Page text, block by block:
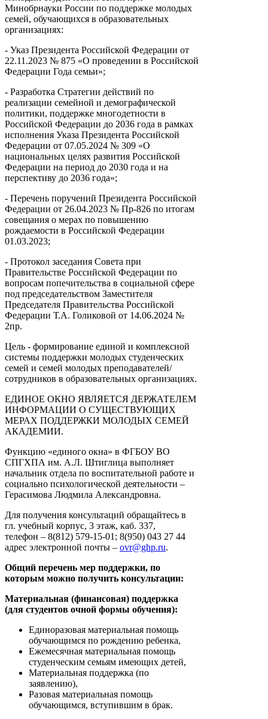
Минобрнауки России по поддержке молодых
семей, обучающихся в образовательных
организациях:
- Указ Президента Российской Федерации от
22.11.2023 № 875 «О проведении в Российской
Федерации Года семьи»;
- Разработка Стратегии действий по
реализации семейной и демографической
политики, поддержке многодетности в
Российской Федерации до 2036 года в рамках
исполнения Указа Президента Российской
Федерации от 07.05.2024 № 309 «О
национальных целях развития Российской
Федерации на период до 2030 года и на
перспективу до 2036 года»;
- Перечень поручений Президента Российской
Федерации от 26.04.2023 № Пр-826 по итогам
совещания о мерах по повышению
рождаемости в Российской Федерации
01.03.2023;
- Протокол заседания Совета при
Правительстве Российской Федерации по
вопросам попечительства в социальной сфере
под председательством Заместителя
Председателя Правительства Российской
Федерации Т.А. Голиковой от 14.06.2024 №
2пр.
Цель - формирование единой и комплексной
системы поддержки молодых студенческих
семей и семей молодых преподавателей/
сотрудников в образовательных организациях.
ЕДИНОЕ ОКНО ЯВЛЯЕТСЯ ДЕРЖАТЕЛЕМ
ИНФОРМАЦИИ О СУЩЕСТВУЮЩИХ
МЕРАХ ПОДДЕРЖКИ МОЛОДЫХ СЕМЕЙ
АКАДЕМИИ.
Функцию «единого окна» в ФГБОУ ВО
СПГХПА им. А.Л. Штиглица выполняет
начальник отдела по воспитательной работе и
социально психологической деятельности –
Герасимова Людмила Александровна.
Для получения консультаций обращайтесь в
гл. учебный корпус, 3 этаж, каб. 337,
телефон – 8(812) 579-15-01; 8(950) 043 27 44
адрес электронной почты – ovr@ghp.ru.
Общий перечень мер поддержки, по
которым можно получить консультации:
Материальная (финансовая) поддержка
(для студентов очной формы обучения):
Единоразовая материальная помощь
обучающимся по рождению ребенка,
Ежемесячная материальная помощь
студенческим семьям имеющих детей,
Материальная поддержка (по
заявлению),
Разовая материальная помощь
обучающимся, вступившим в брак.